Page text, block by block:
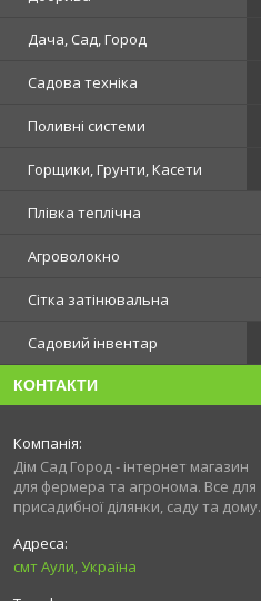
Дача, Сад, Город
Садова техніка
Поливні системи
Горщики, Грунти, Касети
Плівка теплічна
Агроволокно
Сітка затінювальна
Садовий інвентар
КОНТАКТИ
Дім Сад Город - інтернет магазин
для фермера та агронома. Все для
присадибної ділянки, саду та дому.
смт Аули, Україна